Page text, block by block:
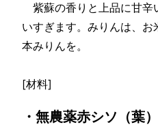
紫蘇の香りと上品に甘辛
いすぎます。みりんは、お
本みりんを。
[材料]
・無農薬赤シソ（葉